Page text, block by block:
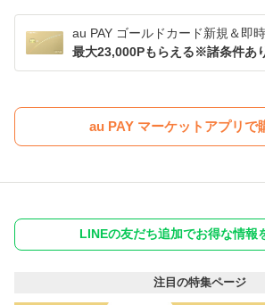
au PAY ゴールドカード新規＆即
最大23,000Pもらえる※諸条件あ
au PAY マーケットアプリで
LINEの友だち追加でお得な情報
注目の特集ページ